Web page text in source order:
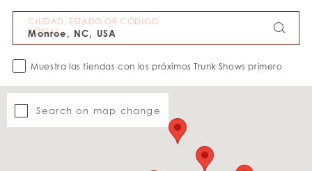
CIUDAD, ESTADO OR CÓDIGO
POSTAL
Muestra las tiendas con los próximos Trunk Shows primero
Search on map change